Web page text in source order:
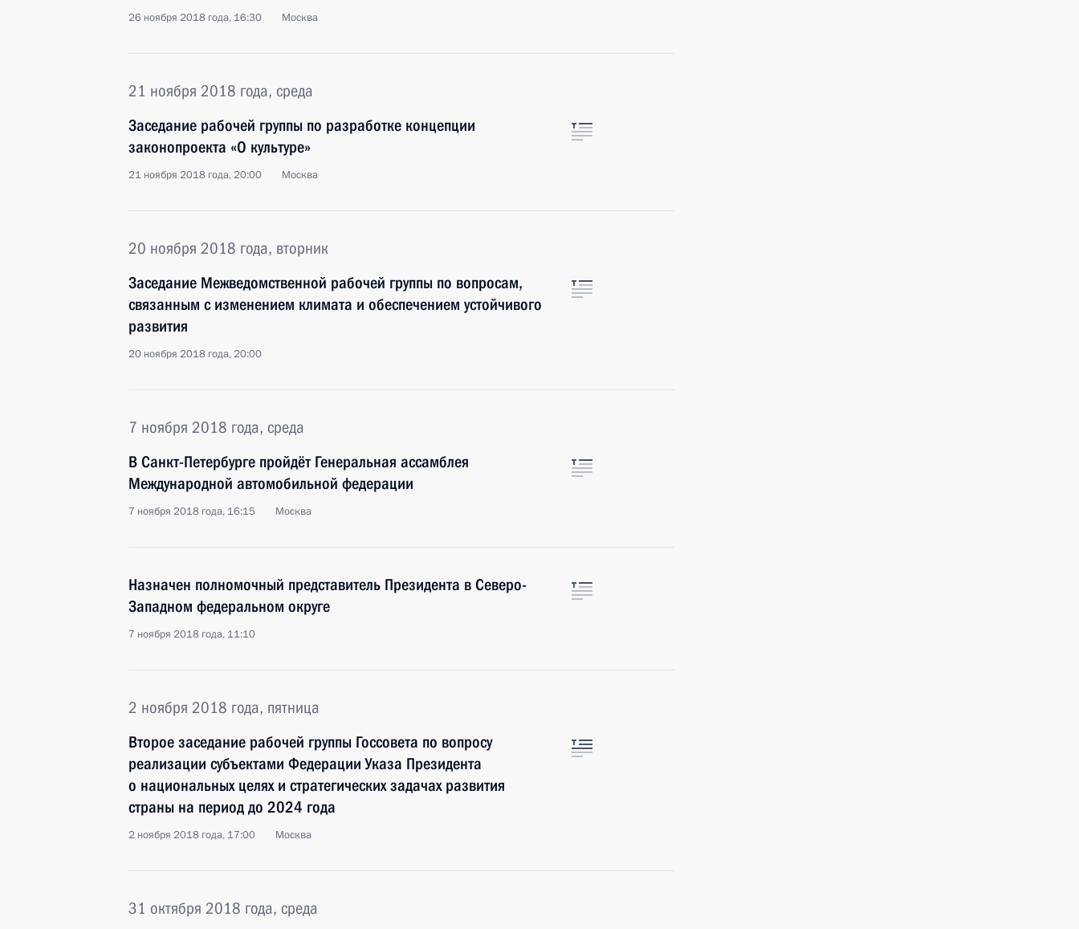
26 ноября 2018 года, 16:30 Москва
21 ноября 2018 года, среда
Заседание рабочей группы по разработке концепции
законопроекта «О культуре»
21 ноября 2018 года, 20:00 Москва
20 ноября 2018 года, вторник
Заседание Межведомственной рабочей группы по вопросам,
связанным с изменением климата и обеспечением устойчивого
развития
20 ноября 2018 года, 20:00
7 ноября 2018 года, среда
В Санкт-Петербурге пройдёт Генеральная ассамблея
Международной автомобильной федерации
7 ноября 2018 года, 16:15 Москва
Назначен полномочный представитель Президента в Северо-
Западном федеральном округе
7 ноября 2018 года, 11:10
2 ноября 2018 года, пятница
Второе заседание рабочей группы Госсовета по вопросу
реализации субъектами Федерации Указа Президента
о национальных целях и стратегических задачах развития
страны на период до 2024 года
2 ноября 2018 года, 17:00 Москва
31 октября 2018 года, среда